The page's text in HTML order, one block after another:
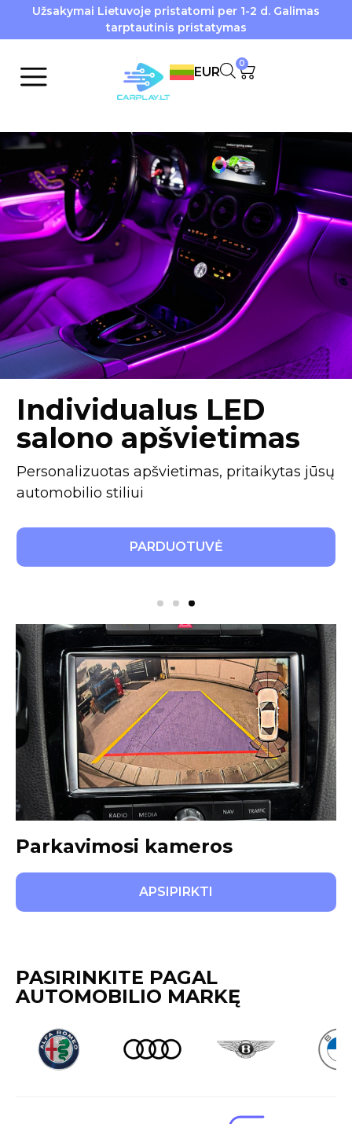
Užsakymai Lietuvoje pristatomi per 1-2 d. Galimas
tarptautinis pristatymas
EUR
0
Individualus LED
salono apšvietimas
Personalizuotas apšvietimas, pritaikytas jūsų
automobilio stiliui
PARDUOTUVĖ
Parkavimosi kameros
APSIPIRKTI
PASIRINKITE PAGAL
AUTOMOBILIO MARKĘ